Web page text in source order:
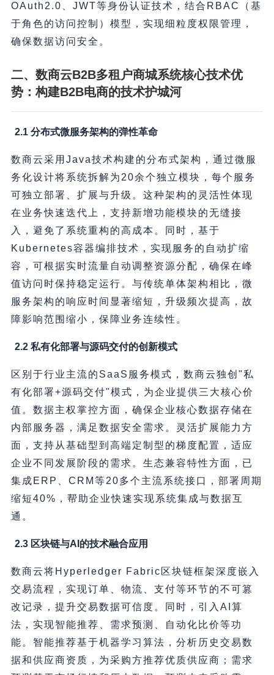
OAuth2.0、JWT等身份认证技术，结合RBAC（基
于角色的访问控制）模型，实现细粒度权限管理，
确保数据访问安全。
二、数商云B2B多租户商城系统核心技术优
势：构建B2B电商的技术护城河
2.1 分布式微服务架构的弹性革命
数商云采用Java技术构建的分布式架构，通过微服
务化设计将系统拆解为20余个独立模块，每个服务
可独立部署、扩展与升级。这种架构的灵活性体现
在业务快速迭代上，支持新增功能模块的无缝接
入，避免了系统重构的高成本。同时，基于
Kubernetes容器编排技术，实现服务的自动扩缩
容，可根据实时流量自动调整资源分配，确保在峰
值访问时保持稳定运行。与传统单体架构相比，微
服务架构的响应时间显著缩短，升级频次提高，故
障影响范围缩小，保障业务连续性。
2.2 私有化部署与源码交付的创新模式
区别于行业主流的SaaS服务模式，数商云独创"私
有化部署+源码交付"模式，为企业提供三大核心价
值。数据主权掌控方面，确保企业核心数据存储在
内部服务器，满足数据安全需求。灵活扩展能力方
面，支持从基础型到高端定制型的梯度配置，适应
企业不同发展阶段的需求。生态兼容特性方面，已
集成ERP、CRM等20多个主流系统接口，部署周期
缩短40%，帮助企业快速实现系统集成与数据互
通。
2.3 区块链与AI的技术融合应用
数商云将Hyperledger Fabric区块链框架深度嵌入
交易流程，实现订单、物流、支付等环节的不可篡
改记录，提升交易数据可信度。同时，引入AI算
法，实现智能推荐、需求预测、自动化比价等功
能。智能推荐基于机器学习算法，分析历史交易数
据和供应商资质，为采购方推荐优质供应商；需求